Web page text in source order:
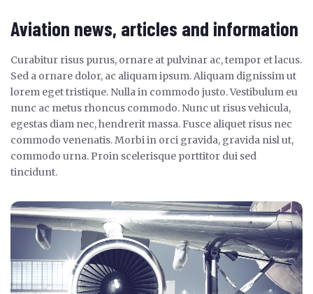
Aviation news, articles and information
Curabitur risus purus, ornare at pulvinar ac, tempor et lacus.
Sed a ornare dolor, ac aliquam ipsum. Aliquam dignissim ut
lorem eget tristique. Nulla in commodo justo. Vestibulum eu
nunc ac metus rhoncus commodo. Nunc ut risus vehicula,
egestas diam nec, hendrerit massa. Fusce aliquet risus nec
commodo venenatis. Morbi in orci gravida, gravida nisl ut,
commodo urna. Proin scelerisque porttitor dui sed
tincidunt.